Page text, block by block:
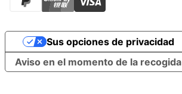
Aviso en el momento de la recogida
Sus opciones de privacidad